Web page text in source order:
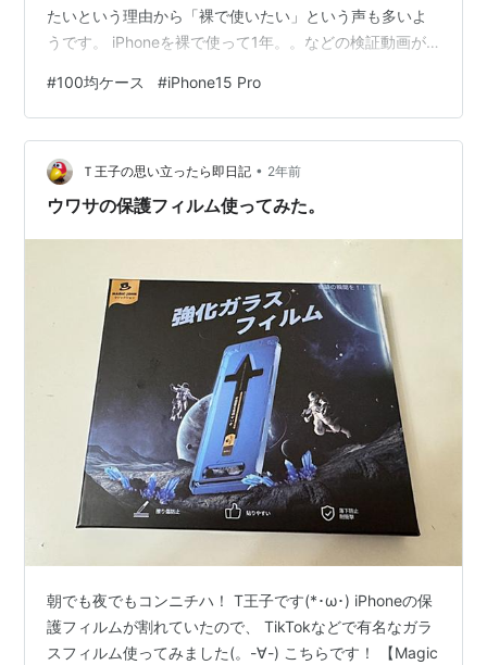
たいという理由から「裸で使いたい」という声も多いよ
うです。 iPhoneを裸で使って1年。。などの検証動画が
ものは少なく、サイド部分の小キズやスレなど若干の使
用感が発生するようです。 僕はこの1年間、iPhone 15
Proを使用したなかでは、やはり裸で使うことは避けるべ
きという前提で、さまざまなケースを試しました。 その
結果、このスマホケースで十分という結論に至りました
#100均ケース #iPhone15 Pro
Ｔ王子の思い立ったら即日記 • 2年前
ウワサの保護フィルム使ってみた。
朝でも夜でもコンニチハ！ T王子です(*･ω･) iPhoneの保
護フィルムが割れていたので、 TikTokなどで有名なガラ
スフィルム使ってみました(。-∀-) こちらです！ 【Magic